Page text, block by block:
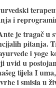
i
je tragač u
pitanja.
i yoge
uvid u
tijela I
i smisla u